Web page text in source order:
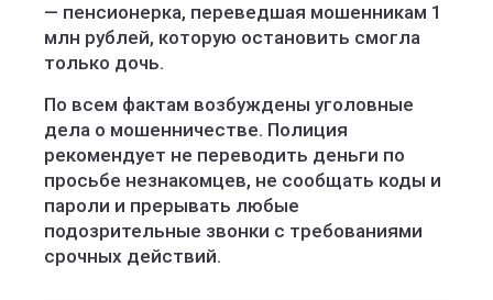
— пенсионерка, переведшая мошенникам 1
млн рублей, которую остановить смогла
только дочь.
По всем фактам возбуждены уголовные
дела о мошенничестве. Полиция
рекомендует не переводить деньги по
просьбе незнакомцев, не сообщать коды и
пароли и прерывать любые
подозрительные звонки с требованиями
срочных действий.